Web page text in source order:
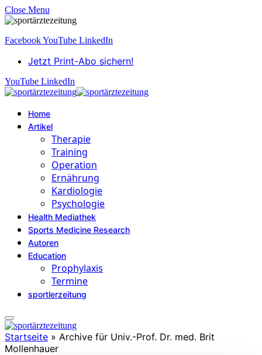
Close Menu
FacebookYouTube LinkedIn
Jetzt Print-Abo sichern!
YouTube LinkedIn
Home
Artikel
Therapie
Training
Operation
Ernährung
Kardiologie
Psychologie
Health Mediathek
Sports Medicine Research
Autoren
Education
Prophylaxis
Termine
sportlerzeitung
Startseite » Archive für Univ.-Prof. Dr. med. Brit
Mollenhauer